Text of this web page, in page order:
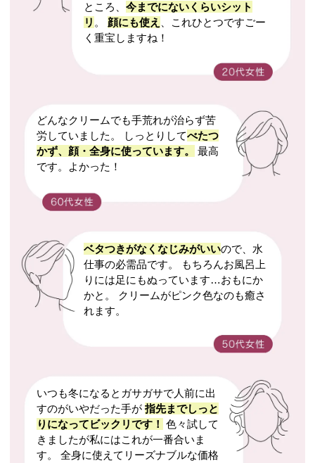
ところ、 今までにないくらいシット
リ 。 顔にも使え 、これひとつですごー
く重宝しますね！
どんなクリームでも手荒れが治らず苦
労していました。 しっとりしてべたつ
かず、顔・全身に使っています。
最高
です。よかった！
ベタつきがなくなじみがいいので、水
仕事の必需品です。 もちろんお風呂上
りには足にもぬっています…おもにか
かと。 クリームがピンク色なのも癒さ
れます。
いつも冬になるとガサガサで人前に出
すのがいやだった手が 指先までしっと
りになってビックリです！ 色々試して
きましたが私にはこれが一番合いま
す。 全身に使えてリーズナブルな価格